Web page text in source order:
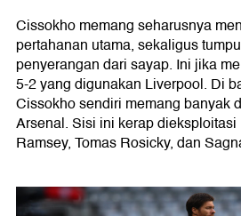
Cissokho memang seharusnya
pertahanan utama, sekaligus
penyerangan dari sayap. Ini jika
5-2 yang digunakan Liverpool. Di
Cissokho sendiri memang banyak
Arsenal. Sisi ini kerap dieksploitasi
Ramsey, Tomas Rosicky, dan